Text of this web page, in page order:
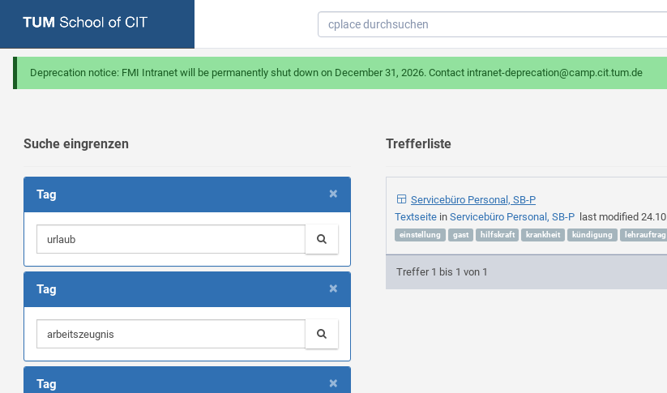
Deprecation notice: FMI Intranet will be permanently shut down on December 31, 2026. Contact intranet-deprecation@camp.cit.tum.de
Suche eingrenzen
×
Tag
×
Tag
×
Tag
Trefferliste
Servicebüro Personal, SB-P
Textseite inServicebüro Personal, SB-P last modified
einstellung
gast hilfskraft krankheit kündigung lehrauftrag
Treffer 1 bis 1 von 1